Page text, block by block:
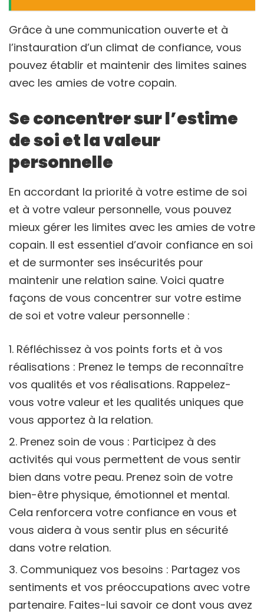
Grâce à une communication ouverte et à
l’instauration d’un climat de confiance, vous
pouvez établir et maintenir des limites saines
avec les amies de votre copain.
Se concentrer sur l’estime
de soi et la valeur
personnelle
En accordant la priorité à votre estime de soi
et à votre valeur personnelle, vous pouvez
mieux gérer les limites avec les amies de votre
copain. Il est essentiel d’avoir confiance en soi
et de surmonter ses insécurités pour
maintenir une relation saine. Voici quatre
façons de vous concentrer sur votre estime
de soi et votre valeur personnelle :
Réfléchissez à vos points forts et à vos
réalisations : Prenez le temps de reconnaître
vos qualités et vos réalisations. Rappelez-
vous votre valeur et les qualités uniques que
vous apportez à la relation.
Prenez soin de vous : Participez à des
activités qui vous permettent de vous sentir
bien dans votre peau. Prenez soin de votre
bien-être physique, émotionnel et mental.
Cela renforcera votre confiance en vous et
vous aidera à vous sentir plus en sécurité
dans votre relation.
Communiquez vos besoins : Partagez vos
sentiments et vos préoccupations avec votre
partenaire. Faites-lui savoir ce dont vous avez